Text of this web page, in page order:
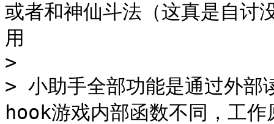
或者和神仙斗法（这真是自讨
用
>
> 小助手全部功能是通过外部
hook游戏内部函数不同，工